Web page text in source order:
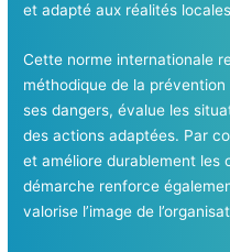
et adapté aux réalités
Cette norme internationale
méthodique de la prévention
ses dangers, évalue les
des actions adaptées. Par
et améliore durablement les
démarche renforce
valorise l’image de